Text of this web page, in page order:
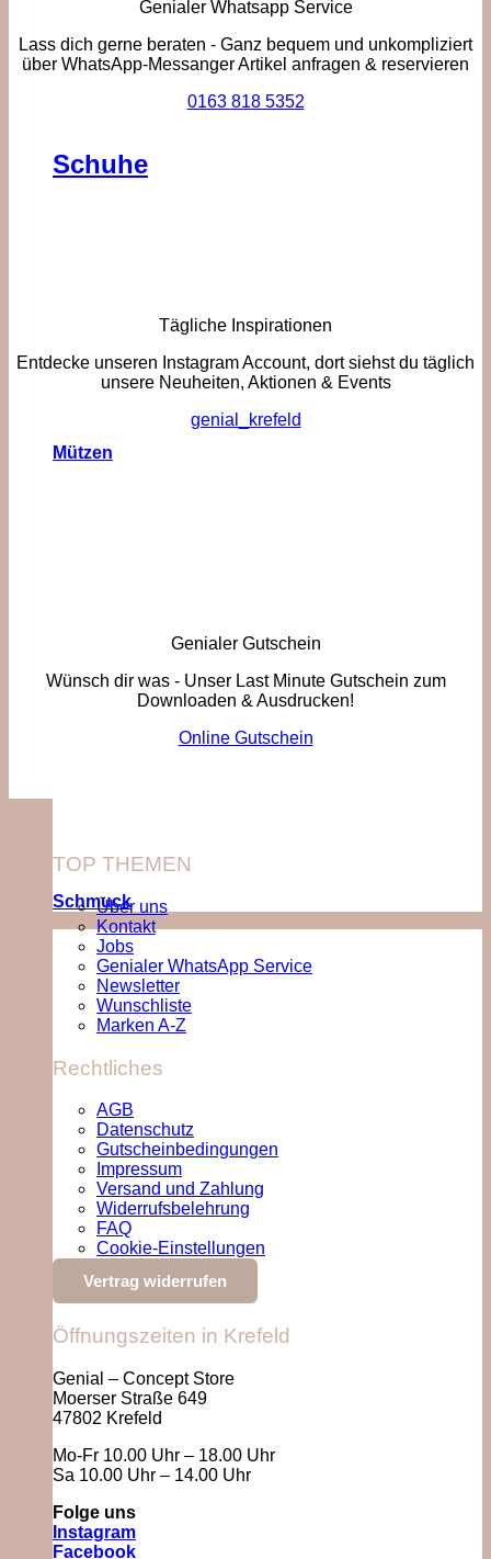
Schuhe
Mützen
Schmuck
Genialer Whatsapp Service
Lass dich gerne beraten - Ganz bequem und unkompliziert
über WhatsApp-Messanger Artikel anfragen & reservieren
0163 818 5352
Tägliche Inspirationen
Entdecke unseren Instagram Account, dort siehst du täglich
unsere Neuheiten, Aktionen & Events
genial_krefeld
Genialer Gutschein
Wünsch dir was - Unser Last Minute Gutschein zum
Downloaden & Ausdrucken!
Online Gutschein
TOP THEMEN
Über uns
Kontakt
Jobs
Genialer WhatsApp Service
Newsletter
Wunschliste
Marken A-Z
Rechtliches
AGB
Datenschutz
Gutscheinbedingungen
Impressum
Versand und Zahlung
Widerrufsbelehrung
FAQ
Cookie-Einstellungen
Vertrag widerrufen
Öffnungszeiten in Krefeld
Genial – Concept Store
Moerser Straße 649
47802 Krefeld
Mo-Fr 10.00 Uhr – 18.00 Uhr
Sa 10.00 Uhr – 14.00 Uhr
Folge uns
Instagram
Facebook